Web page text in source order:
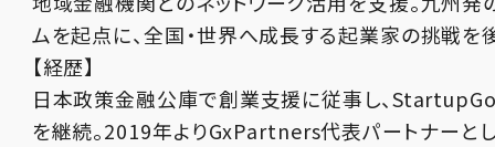
ムを起点に、全国・世界へ成長する起業家の挑戦を
【経歴】
日本政策金融公庫で創業支援に従事し、
を継続。2019年よりGxPartners代表パートナーとし